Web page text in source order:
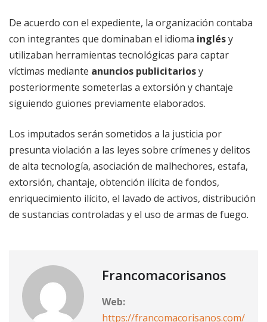
De acuerdo con el expediente, la organización contaba
con integrantes que dominaban el idioma inglésy
utilizaban herramientas tecnológicas para captar
víctimas mediante anuncios publicitariosy
posteriormente someterlas a extorsión y chantaje
siguiendo guiones previamente elaborados.
Los imputados serán sometidos a la justicia por
presunta violación a las leyes sobre crímenes y delitos
de alta tecnología, asociación de malhechores, estafa,
extorsión, chantaje, obtención ilícita de fondos,
enriquecimiento ilícito, el lavado de activos, distribución
de sustancias controladas y el uso de armas de fuego.
Francomacorisanos
Web:
https://francomacorisanos.com/